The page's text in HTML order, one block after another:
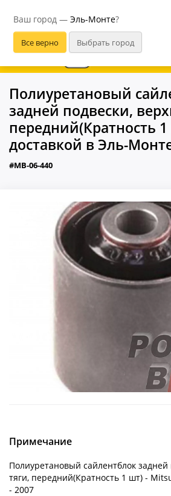
Ваш город — Эль-Монте?
В приложении
Полиуретановый
задней подвески,
передний(Кратность
доставкой в Эль-
#MB-06-440
Примечание
Полиуретановый сайлентблок задней
тяги, передний(Кратность 1 шт) -
- 2007